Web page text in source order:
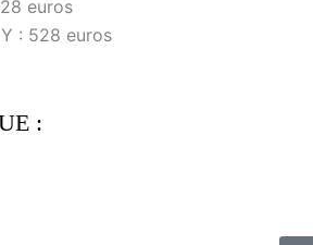
euros
: 528 euros
: